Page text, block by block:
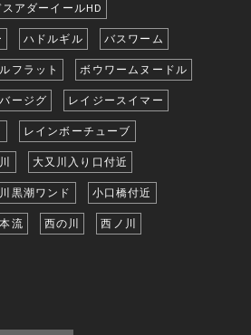
アダーイールHD
ハドルギル バスワーム
フラット ボウワームヌードル
ージグ レイジースイマー
レインボーチューブ
大又川入り口付近
黒潮ワンド 小口橋付近
本流 西の川 西ノ川